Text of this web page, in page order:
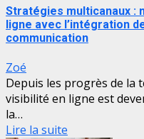
Stratégies multicanaux :
ligne avec l’intégration
communication
Zoé
Depuis les progrès de la
visibilité en ligne est
la…
Lire la suite